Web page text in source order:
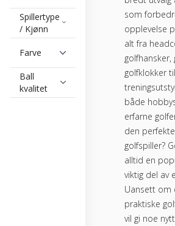
Spillertype
/ Kjønn
Farve
Ball
kvalitet
som
opplevelse
alt fra
golfklokker
både
erfarne
den
golfspiller?
alltid en
viktig del av
Uansett om
praktiske
vil gi noe